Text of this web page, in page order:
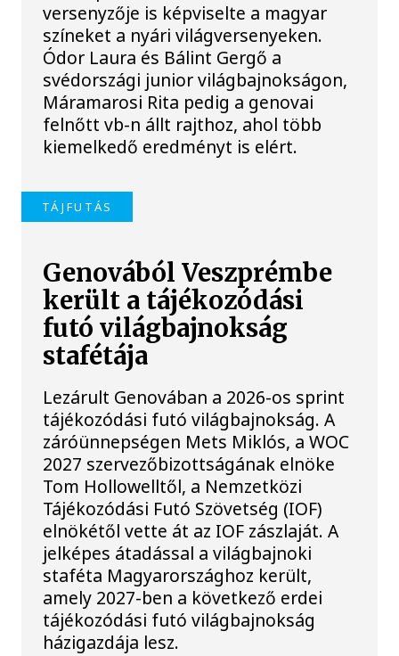
versenyzője is képviselte a magyar
színeket a nyári világversenyeken.
Ódor Laura és Bálint Gergő a
svédországi junior világbajnokságon,
Máramarosi Rita pedig a genovai
felnőtt vb-n állt rajthoz, ahol több
kiemelkedő eredményt is elért.
TÁJFUTÁS
Genovából Veszprémbe
került a tájékozódási
futó világbajnokság
stafétája
Lezárult Genovában a 2026-os sprint
tájékozódási futó világbajnokság. A
záróünnepségen Mets Miklós, a WOC
2027 szervezőbizottságának elnöke
Tom Hollowelltől, a Nemzetközi
Tájékozódási Futó Szövetség (IOF)
elnökétől vette át az IOF zászlaját. A
jelképes átadással a világbajnoki
staféta Magyarországhoz került,
amely 2027-ben a következő erdei
tájékozódási futó világbajnokság
házigazdája lesz.